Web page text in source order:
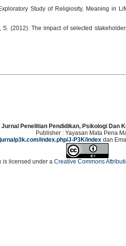
Study of Religiosity, Meaning in
S. (2012). The impact of selected
Jurnal Penelitian Pendidikan, Psikologi Dan
Publisher : Yayasan Mata Pena
index.php/J-P3K/indexdan
is licensed under a Creative Commons